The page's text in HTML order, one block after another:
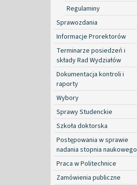
Regulaminy
Sprawozdania
Informacje Prorektorów
Terminarze posiedzeń i
składy Rad Wydziałów
Dokumentacja kontroli i
raporty
Wybory
Sprawy Studenckie
Szkoła doktorska
Postępowania w sprawie
nadania stopnia naukowego
Praca w Politechnice
Zamówienia publiczne